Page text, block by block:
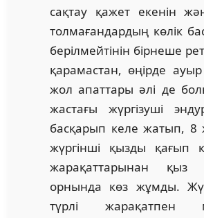
сақтау қажет екенін
толмағандардың көлік
берілмейтінін бірнеше
қарамастан, өңірде
жол апаттары әлі де
жастағы жүргізуші
басқарып келе жатып, 8
жүргінші қызды қағып
жарақаттарынан қыз
орнында көз жұмды.
түрлі жарақатпен